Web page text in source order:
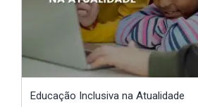
Educação Inclusiva na Atualidade